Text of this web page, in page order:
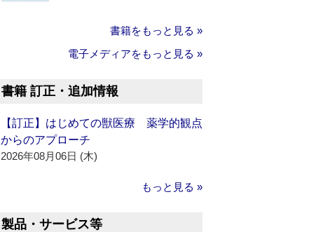
書籍をもっと見る »
電子メディアをもっと見る »
書籍 訂正・追加情報
【訂正】はじめての獣医療 薬学的観点
からのアプローチ
2026年08月06日 (木)
もっと見る »
製品・サービス等